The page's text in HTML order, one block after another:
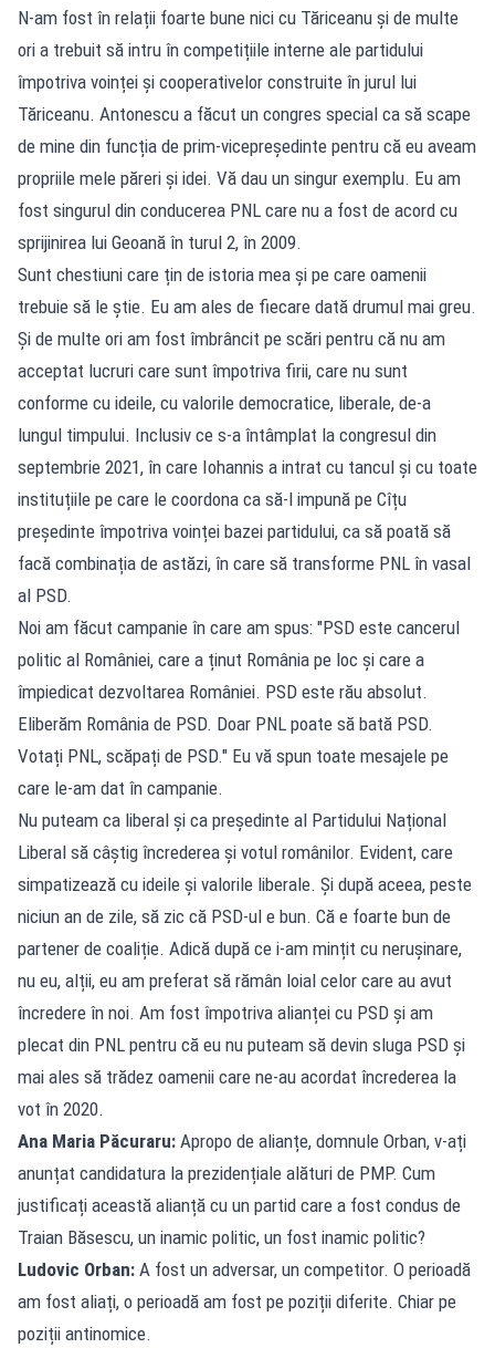
N-am fost în relații foarte bune nici cu Tăriceanu și de multe
ori a trebuit să intru în competițiile interne ale partidului
împotriva voinței și cooperativelor construite în jurul lui
Tăriceanu. Antonescu a făcut un congres special ca să scape
de mine din funcția de prim-vicepreședinte pentru că eu aveam
propriile mele păreri și idei. Vă dau un singur exemplu. Eu am
fost singurul din conducerea PNL care nu a fost de acord cu
sprijinirea lui Geoană în turul 2, în 2009.
Sunt chestiuni care țin de istoria mea și pe care oamenii
trebuie să le știe. Eu am ales de fiecare dată drumul mai greu.
Și de multe ori am fost îmbrâncit pe scări pentru că nu am
acceptat lucruri care sunt împotriva firii, care nu sunt
conforme cu ideile, cu valorile democratice, liberale, de-a
lungul timpului. Inclusiv ce s-a întâmplat la congresul din
septembrie 2021, în care Iohannis a intrat cu tancul și cu toate
instituțiile pe care le coordona ca să-l impună pe Cîțu
președinte împotriva voinței bazei partidului, ca să poată să
facă combinația de astăzi, în care să transforme PNL în vasal
al PSD.
Noi am făcut campanie în care am spus: "PSD este cancerul
politic al României, care a ținut România pe loc și care a
împiedicat dezvoltarea României. PSD este rău absolut.
Eliberăm România de PSD. Doar PNL poate să bată PSD.
Votați PNL, scăpați de PSD." Eu vă spun toate mesajele pe
care le-am dat în campanie.
Nu puteam ca liberal și ca președinte al Partidului Național
Liberal să câștig încrederea și votul românilor. Evident, care
simpatizează cu ideile și valorile liberale. Și după aceea, peste
niciun an de zile, să zic că PSD-ul e bun. Că e foarte bun de
partener de coaliție. Adică după ce i-am mințit cu nerușinare,
nu eu, alții, eu am preferat să rămân loial celor care au avut
încredere în noi. Am fost împotriva alianței cu PSD și am
plecat din PNL pentru că eu nu puteam să devin sluga PSD și
mai ales să trădez oamenii care ne-au acordat încrederea la
vot în 2020.
Ana Maria Păcuraru: Apropo de alianțe, domnule Orban, v-ați
anunțat candidatura la prezidențiale alături de PMP. Cum
justificați această alianță cu un partid care a fost condus de
Traian Băsescu, un inamic politic, un fost inamic politic?
Ludovic Orban: A fost un adversar, un competitor. O perioadă
am fost aliați, o perioadă am fost pe poziții diferite. Chiar pe
poziții antinomice.